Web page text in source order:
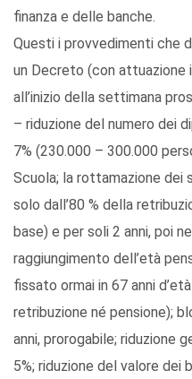
finanza e delle banche.
Questi i provvedimenti che
un Decreto (con attuazione
all’inizio della settimana
– riduzione del numero dei
7% (230.000 – 300.000
Scuola; la rottamazione dei
solo dall’80 % della
base) e per soli 2 anni, poi
raggiungimento dell’età
fissato ormai in 67 anni
retribuzione né pensione);
anni, prorogabile; riduzione
5%; riduzione del valore dei